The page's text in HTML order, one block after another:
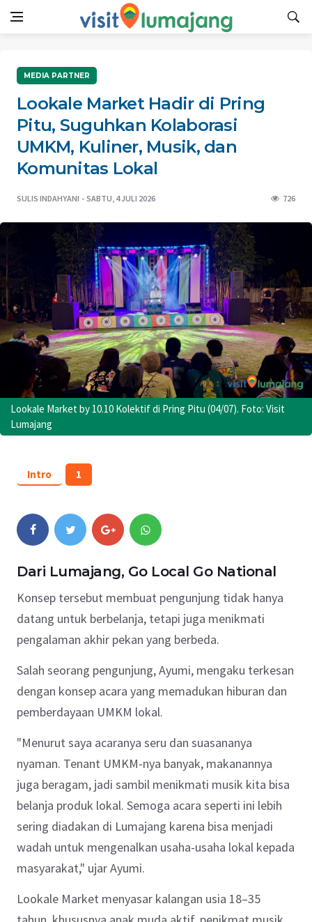
MEDIA PARTNER
Lookale Market Hadir di Pring
Pitu, Suguhkan Kolaborasi
UMKM, Kuliner, Musik, dan
Komunitas Lokal
SULIS INDAHYANI SABTU, 4 JULI 2026 726
Lookale Market by 10.10 Kolektif di Pring Pitu (04/07). Foto: Visit
Lumajang
Intro 1
Dari Lumajang, Go Local Go National
Konsep tersebut membuat pengunjung tidak hanya
datang untuk berbelanja, tetapi juga menikmati
pengalaman akhir pekan yang berbeda.
Salah seorang pengunjung, Ayumi, mengaku terkesan
dengan konsep acara yang memadukan hiburan dan
pemberdayaan UMKM lokal.
"Menurut saya acaranya seru dan suasananya
nyaman. Tenant UMKM-nya banyak, makanannya
juga beragam, jadi sambil menikmati musik kita bisa
belanja produk lokal. Semoga acara seperti ini lebih
sering diadakan di Lumajang karena bisa menjadi
wadah untuk mengenalkan usaha-usaha lokal kepada
masyarakat," ujar Ayumi.
Lookale Market menyasar kalangan usia 18–35